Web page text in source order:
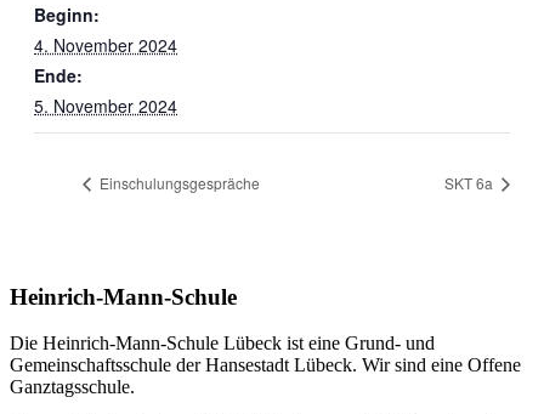
Beginn:
4. November 2024
Ende:
5. November 2024
Einschulungsgespräche SKT 6a
Heinrich-Mann-Schule
Die Heinrich-Mann-Schule Lübeck ist eine Grund- und
Gemeinschaftsschule der Hansestadt Lübeck. Wir sind eine Offene
Ganztagsschule.